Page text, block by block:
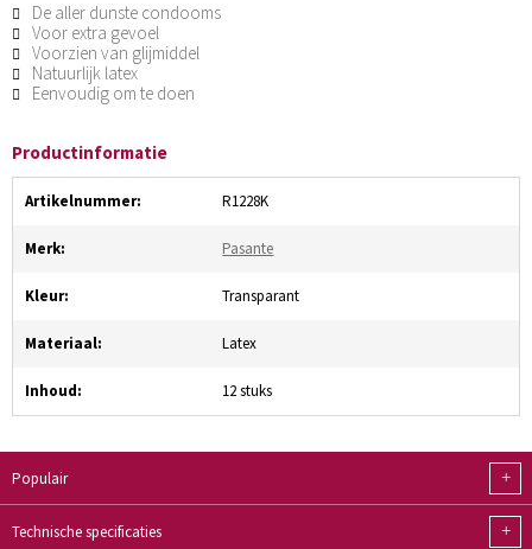
De aller dunste condooms
Voor extra gevoel
Voorzien van glijmiddel
Natuurlijk latex
Eenvoudig om te doen
Productinformatie
Artikelnummer: R1228K
Merk: Pasante
Kleur: Transparant
Materiaal: Latex
Inhoud: 12 stuks
Populair +
Technische specificaties +